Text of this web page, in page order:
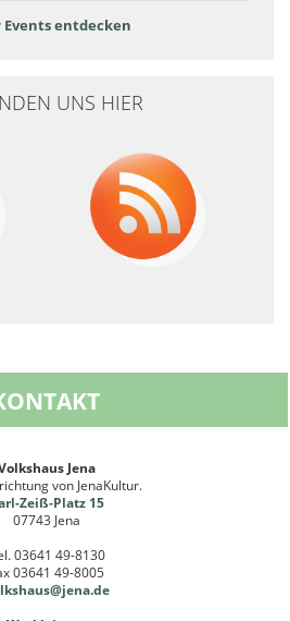
Events entdecken
UNS HIER
Jena
von JenaKultur.
Zeiß-Platz 15
07743 Jena
03641 49-8130
03641 49-8005
.de